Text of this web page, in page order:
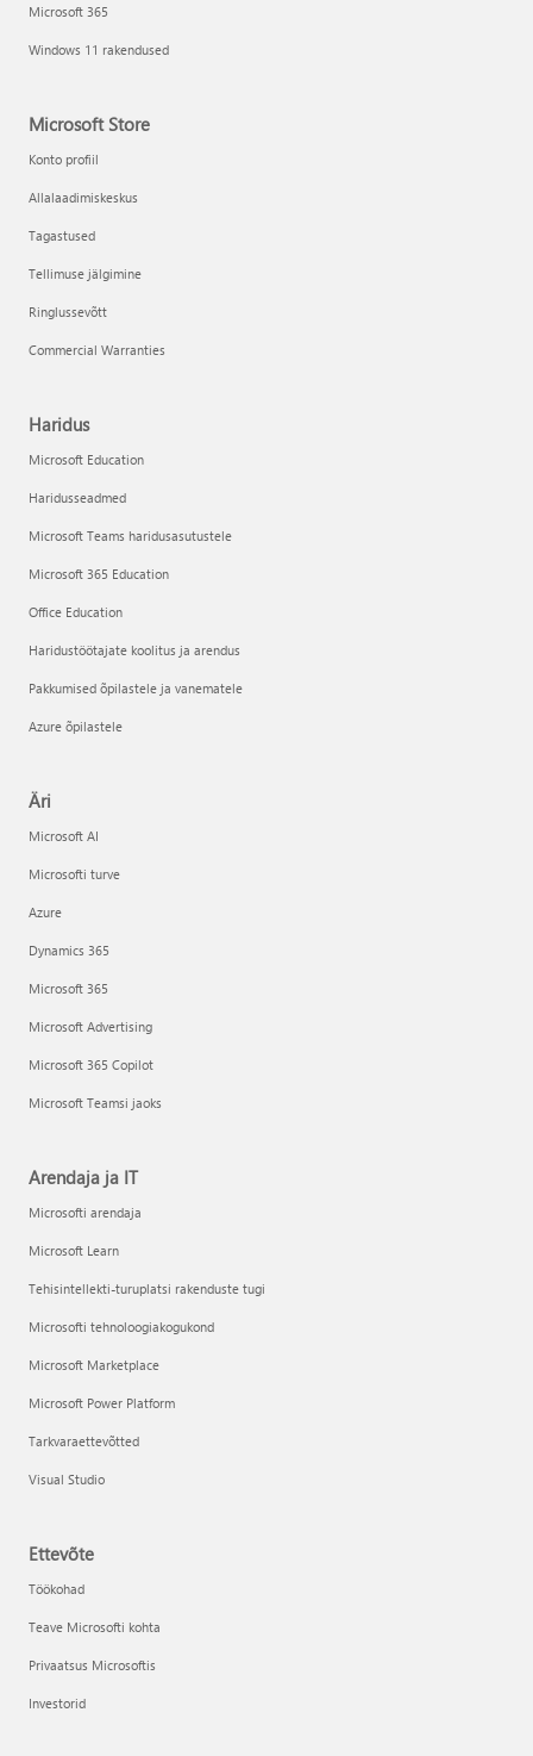
Microsoft 365
Windows 11 rakendused
Microsoft Store
Konto profiil
Allalaadimiskeskus
Tagastused
Tellimuse jälgimine
Ringlussevõtt
Commercial Warranties
Haridus
Microsoft Education
Haridusseadmed
Microsoft Teams haridusasutustele
Microsoft 365 Education
Office Education
Haridustöötajate koolitus ja arendus
Pakkumised õpilastele ja vanematele
Azure õpilastele
Äri
Microsoft AI
Microsofti turve
Azure
Dynamics 365
Microsoft 365
Microsoft Advertising
Microsoft 365 Copilot
Microsoft Teamsi jaoks
Arendaja ja IT
Microsofti arendaja
Microsoft Learn
Tehisintellekti-turuplatsi rakenduste tugi
Microsofti tehnoloogiakogukond
Microsoft Marketplace
Microsoft Power Platform
Tarkvaraettevõtted
Visual Studio
Ettevõte
Töökohad
Teave Microsofti kohta
Privaatsus Microsoftis
Investorid